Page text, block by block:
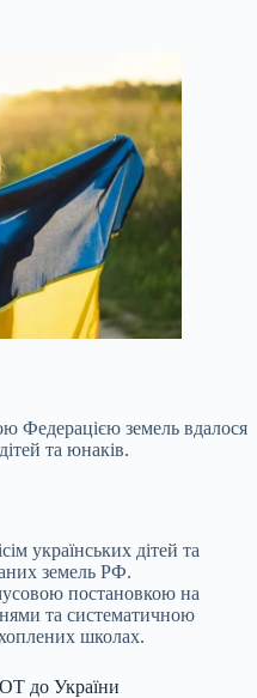
Федерацією земель вдалося
та юнаків.
українських дітей та
земель РФ.
постановкою на
та систематичною
школах.
до України